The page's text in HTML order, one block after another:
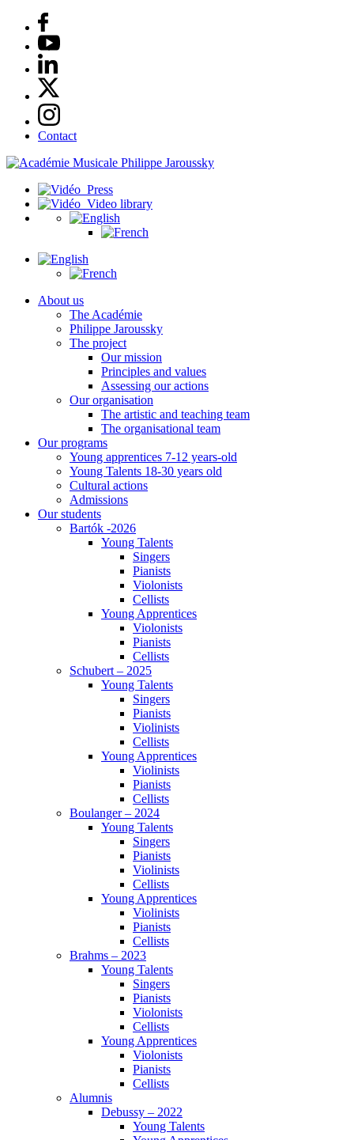
Contact
Press
Video library
About us
The Académie
Philippe Jaroussky
The project
Our mission
Principles and values
Assessing our actions
Our organisation
The artistic and teaching team
The organisational team
Our programs
Young apprentices 7-12 years-old
Young Talents 18-30 years old
Cultural actions
Admissions
Our students
Bartók -2026
Young Talents
Singers
Pianists
Violonists
Cellists
Young Apprentices
Violonists
Pianists
Cellists
Schubert – 2025
Young Talents
Singers
Pianists
Violinists
Cellists
Young Apprentices
Violinists
Pianists
Cellists
Boulanger – 2024
Young Talents
Singers
Pianists
Violinists
Cellists
Young Apprentices
Violinists
Pianists
Cellists
Brahms – 2023
Young Talents
Singers
Pianists
Violonists
Cellists
Young Apprentices
Violonists
Pianists
Cellists
Alumnis
Debussy – 2022
Young Talents